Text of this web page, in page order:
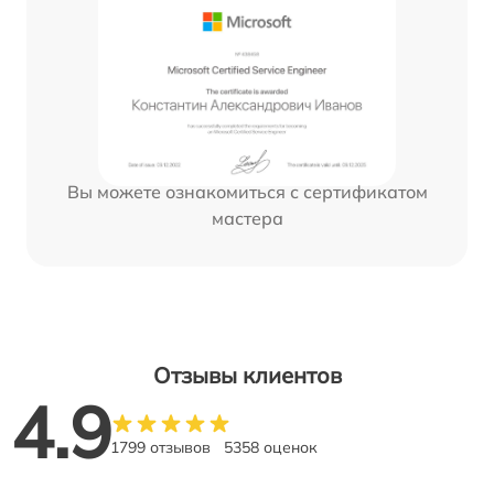
Вы можете ознакомиться с сертификатом
мастера
Отзывы клиентов
4.91799 отзывов 5358 оценок